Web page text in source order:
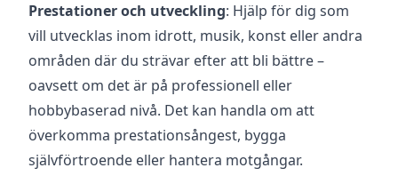
Prestationer och utveckling: Hjälp för dig som
vill utvecklas inom idrott, musik, konst eller andra
områden där du strävar efter att bli bättre –
oavsett om det är på professionell eller
hobbybaserad nivå. Det kan handla om att
överkomma prestationsångest, bygga
självförtroende eller hantera motgångar.